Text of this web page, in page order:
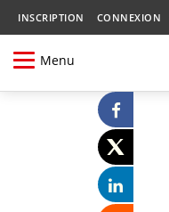
INSCRIPTION CONNEXION
Menu